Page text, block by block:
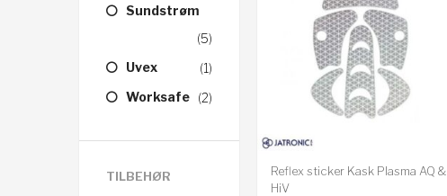
Reflex sticker Kask Plasma AQ &
HiV
Sundstrøm
(5)
Uvex
(1)
Worksafe (2)
TILBEHØR